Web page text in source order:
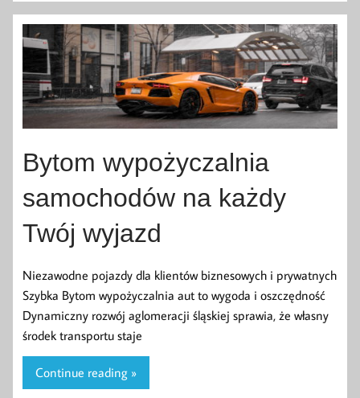
Bytom wypożyczalnia
samochodów na każdy
Twój wyjazd
Niezawodne pojazdy dla klientów biznesowych i prywatnych
Szybka Bytom wypożyczalnia aut to wygoda i oszczędność
Dynamiczny rozwój aglomeracji śląskiej sprawia, że własny
środek transportu staje
Continue reading »